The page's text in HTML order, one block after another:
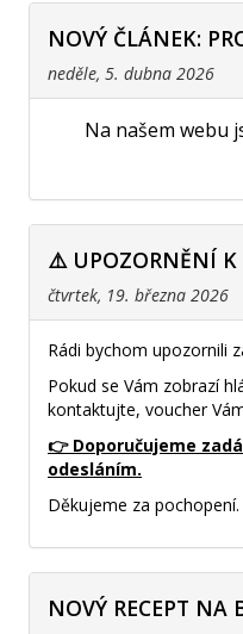
NOVÝ ČLÁNEK:
neděle, 5. dubna 2026
Na našem webu
⚠️ UPOZORNĚNÍ K
čtvrtek, 19. března 2026
Rádi bychom upozornili
Pokud se Vám zobrazí
kontaktujte, voucher
👉 Doporučujeme
odesláním.
Děkujeme za pochopení.
NOVÝ RECEPT NA